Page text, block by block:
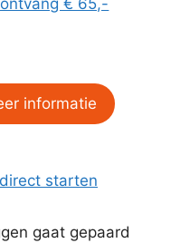
informatie
starten
gaat gepaard